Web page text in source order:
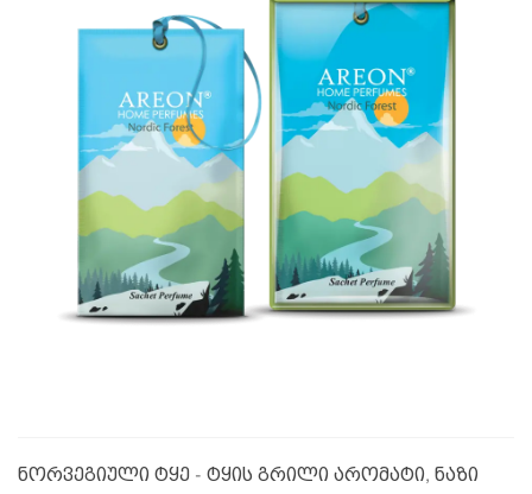
ნორვეგიული ტყე - ტყის გრილი არომატი, ნაზი